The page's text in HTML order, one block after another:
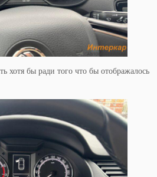
хотя бы ради того что бы отображалось